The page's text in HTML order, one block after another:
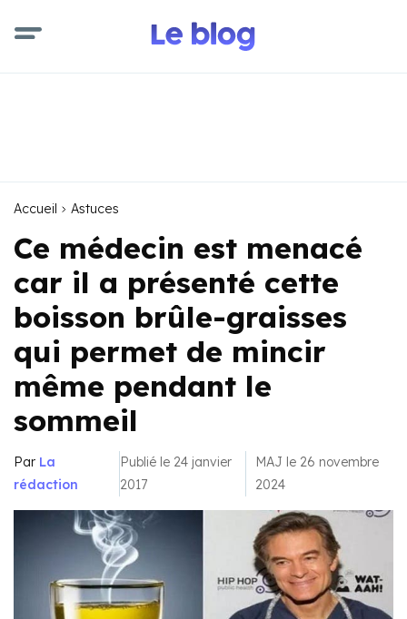
Accueil Astuces
Ce médecin est menacé
car il a présenté cette
boisson brûle-graisses
qui permet de mincir
même pendant le
sommeil
Par La
rédaction
Publié le 24 janvier
2017
MAJ le 26 novembre
2024